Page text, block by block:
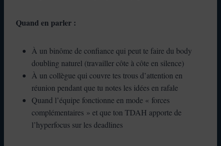
Quand en parler :
À un binôme de confiance qui peut te faire du body
doubling naturel (travailler côte à côte en silence)
À un collègue qui couvre tes trous d’attention en
réunion pendant que tu notes les idées en rafale
Quand l’équipe fonctionne en mode « forces
complémentaires » et que ton TDAH apporte de
l’hyperfocus sur les deadlines